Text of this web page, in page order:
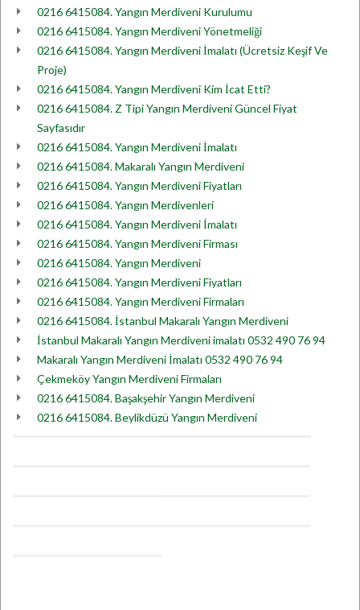
0216 6415084. Yangın Merdiveni Kurulumu
0216 6415084. Yangın Merdiveni Yönetmeliği
0216 6415084. Yangın Merdiveni İmalatı (Ücretsiz Keşif Ve
Proje)
0216 6415084. Yangın Merdiveni Kim İcat Etti?
0216 6415084. Z Tipi Yangın Merdiveni Güncel Fiyat
Sayfasıdır
0216 6415084. Yangın Merdiveni İmalatı
0216 6415084. Makaralı Yangın Merdiveni
0216 6415084. Yangın Merdiveni Fiyatları
0216 6415084. Yangın Merdivenleri
0216 6415084. Yangın Merdiveni İmalatı
0216 6415084. Yangın Merdiveni Firması
0216 6415084. Yangın Merdiveni
0216 6415084. Yangın Merdiveni Fiyatları
0216 6415084. Yangın Merdiveni Firmaları
0216 6415084. İstanbul Makaralı Yangın Merdiveni
İstanbul Makaralı Yangın Merdiveni imalatı 0532 490 76 94
Makaralı Yangın Merdiveni İmalatı 0532 490 76 94
Çekmeköy Yangın Merdiveni Firmaları
0216 6415084. Başakşehir Yangın Merdiveni
0216 6415084. Beylikdüzü Yangın Merdiveni